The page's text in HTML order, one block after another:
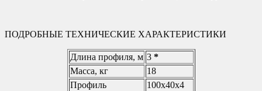
ПОДРОБНЫЕ ТЕХНИЧЕСКИЕ ХАРАКТЕРИСТИКИ
Длина профиля, м 3 *
Масса, кг
18
Профиль
100х40х4